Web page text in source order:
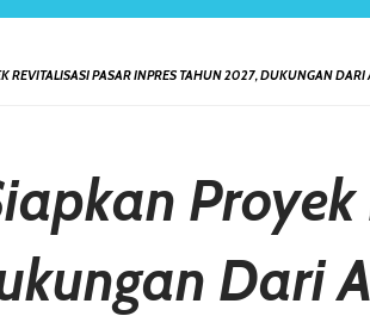
REVITALISASI PASAR INPRES TAHUN 2027, DUKUNGAN DARI
Dari